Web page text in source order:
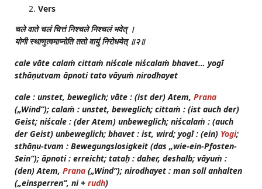
Vers
चले वाते चलं चित्तं निश्चले निश्चलं भवेत् ।
योगी स्थाणुत्वमाप्नोति ततो वायुं निरोधयेत् ॥२॥
cale vāte calaṁ cittaṁ niścale niścalaṁ bhavet… yogī
sthāṇutvam āpnoti tato vāyuṁ nirodhayet
cale : unstet, beweglich; vāte : (ist der) Atem, Prana
(„Wind“); calaṁ : unstet, beweglich; cittaṁ : (ist auch der)
Geist; niścale : (der Atem) unbeweglich; niścalaṁ : (auch
der Geist) unbeweglich; bhavet : ist, wird; yogī : (ein) Yogi;
sthāṇu-tvam : Bewegungslosigkeit (das „wie-ein-Pfosten-
Sein“); āpnoti : erreicht; tataḥ : daher, deshalb; vāyuṁ :
(den) Atem, Prana („Wind“); nirodhayet : man soll anhalten
(„einsperren“, ni + rudh)